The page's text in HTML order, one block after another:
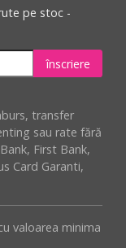
pe stoc -
înscriere
transfer
sau rate fără
First Bank,
Card Garanti,
valoarea minima